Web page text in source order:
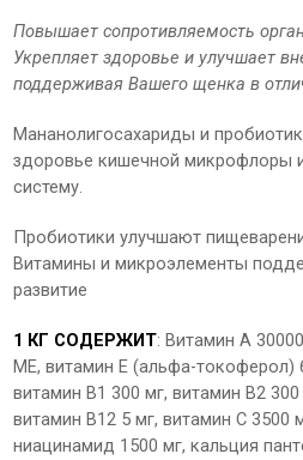
Повышает сопротивляемость
Укрепляет здоровье и улучшает
поддерживая Вашего щенка в
Мананолигосахариды и
здоровье кишечной микрофлоры
систему.
Пробиотики улучшают
Витамины и микроэлементы
развитие
1 КГ СОДЕРЖИТ: Витамин А
МЕ, витамин Е (альфа-токоферол)
витамин В1 300 мг, витамин В2
витамин В12 5 мг, витамин С 3500
ниацинамид 1500 мг, кальция